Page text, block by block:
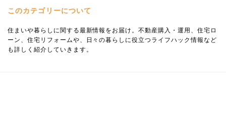
このカテゴリーについて
住まいや暮らしに関する最新情報をお届け。不動産購入・運用、住宅ロ
ーン、住宅リフォームや、日々の暮らしに役立つライフハック情報など
も詳しく紹介していきます。